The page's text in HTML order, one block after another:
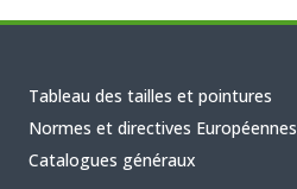
Tableau des tailles et pointures
Normes et directives Européennes
Catalogues généraux